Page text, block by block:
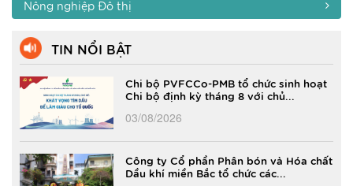
Nông nghiệp Đô thị
TIN NỔI BẬT
Chi bộ PVFCCo-PMB tổ chức sinh hoạt
Chi bộ định kỳ tháng 8 với chủ...
03/08/2026
Công ty Cổ phần Phân bón và Hóa chất
Dầu khí miền Bắc tổ chức các...